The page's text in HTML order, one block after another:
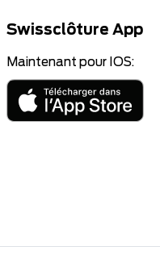
Swissclôture App
Maintenant pour IOS: